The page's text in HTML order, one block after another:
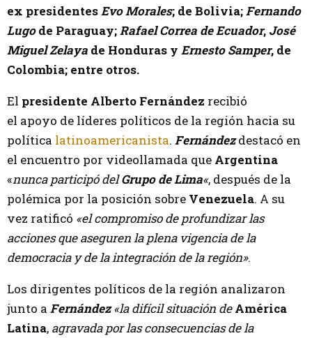
ex presidentesEvo Morales; de Bolivia;Fernando
Lugode Paraguay;Rafael Correa de Ecuador, José
Miguel Zelaya de Honduras y Ernesto Samper, de
Colombia; entre otros.
El presidente Alberto Fernández recibió
el apoyo de líderes políticos de la región hacia su
política latinoamericanista. Fernándezdestacó en
el encuentro por videollamada que Argentina
«nunca participó delGrupo de Lima«, después de la
polémica por la posición sobre Venezuela. A su
vez ratificó «el compromiso de profundizar las
acciones que aseguren la plena vigencia de la
democracia y de la integración de la región».
Los dirigentes políticos de la región analizaron
junto a Fernández «la difícil situación de América
Latina, agravada por las consecuencias de la